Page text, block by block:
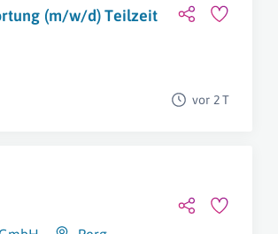
(m/w/d) Teilzeit
vor 2 T